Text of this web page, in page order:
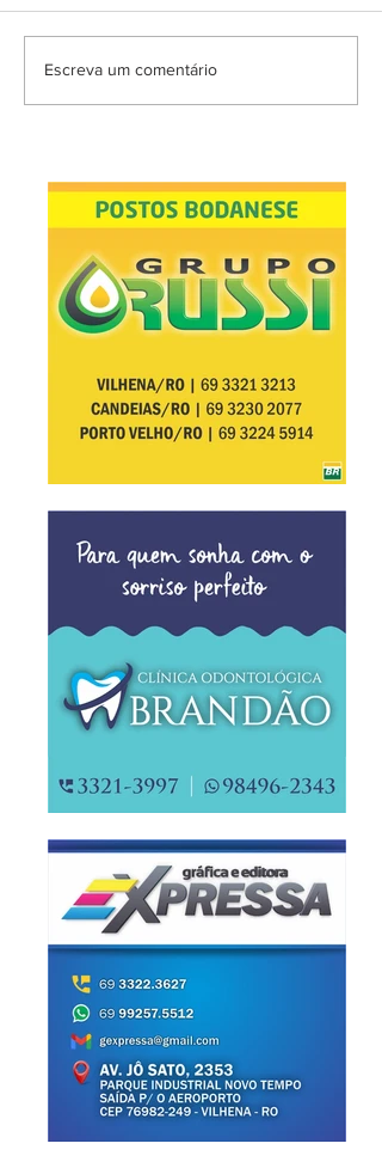
Escreva um comentário